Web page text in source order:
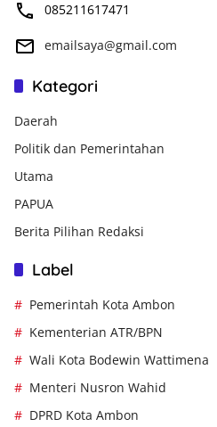
085211617471
emailsaya@gmail.com
Kategori
Daerah
Politik dan Pemerintahan
Utama
PAPUA
Berita Pilihan Redaksi
Label
Pemerintah Kota Ambon
Kementerian ATR/BPN
Wali Kota Bodewin Wattimena
Menteri Nusron Wahid
DPRD Kota Ambon